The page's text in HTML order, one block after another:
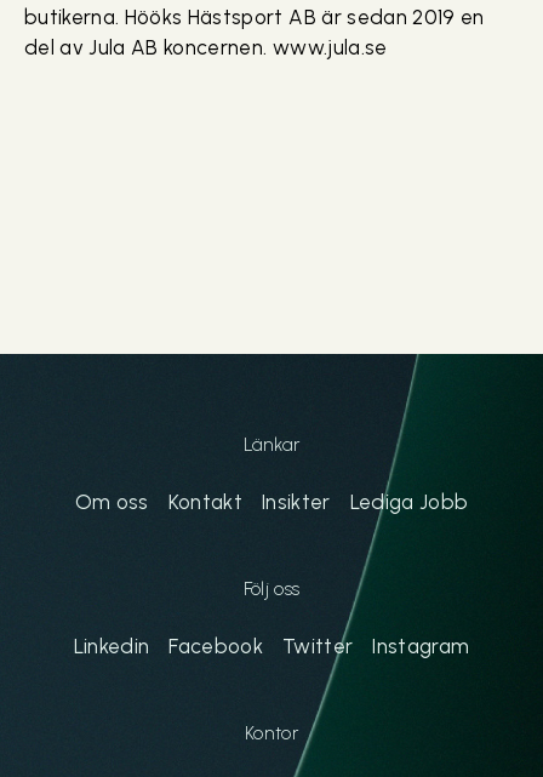
butikerna. Hööks Hästsport AB är sedan 2019 en
del av Jula AB koncernen. www.jula.se
Länkar
Om oss Kontakt Insikter Lediga Jobb
Följ oss
Linkedin Facebook Twitter Instagram
Kontor